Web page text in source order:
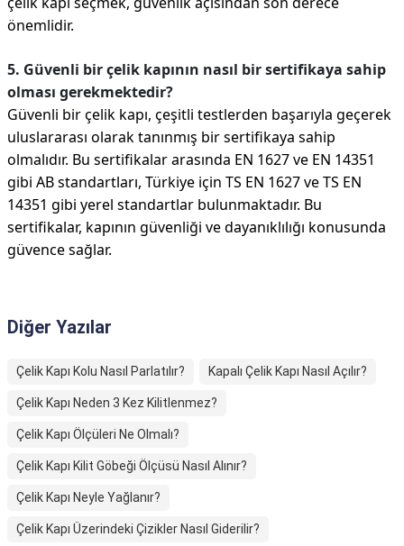
önemlidir.
5. Güvenli bir çelik kapının nasıl bir sertifikaya sahip
olması gerekmektedir?
Güvenli bir çelik kapı, çeşitli testlerden başarıyla geçerek
uluslararası olarak tanınmış bir sertifikaya sahip
olmalıdır. Bu sertifikalar arasında EN 1627 ve EN 14351
gibi AB standartları, Türkiye için TS EN 1627 ve TS EN
14351 gibi yerel standartlar bulunmaktadır. Bu
sertifikalar, kapının güvenliği ve dayanıklılığı konusunda
güvence sağlar.
Diğer Yazılar
Çelik Kapı Kolu Nasıl Parlatılır? Kapalı Çelik Kapı Nasıl Açılır?
Çelik Kapı Neden 3 Kez Kilitlenmez?
Çelik Kapı Ölçüleri Ne Olmalı?
Çelik Kapı Kilit Göbeği Ölçüsü Nasıl Alınır?
Çelik Kapı Neyle Yağlanır?
Çelik Kapı Üzerindeki Çizikler Nasıl Giderilir?